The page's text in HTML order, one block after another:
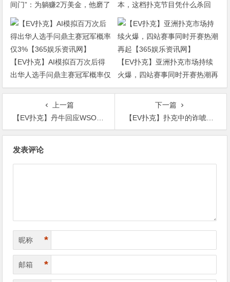
间门”：为躺赚2万美金，他磨了
整整17分钟【365娱乐资讯网】
本，这档扑克节目凭什么杀回
CBS黄金档？【365娱乐资讯
【EV扑克】AI模拟百万次后得
出华人选手问鼎主赛冠军概率仅
3%【365娱乐资讯网】
【EV扑克】亚洲扑克市场持续
火爆，四站赛事同时开赛热潮再
起【365娱乐资讯网】
上一篇
【EV扑克】丹牛回应WSOP「百万富翁制造者」争议，官方调查结果已出【365娱乐资讯网】
下一篇
【EV扑克】扑克中的诈唬——它的含义以及为何它是游戏的一部分【365娱乐资讯网】
发表评论
昵称 *
邮箱 *